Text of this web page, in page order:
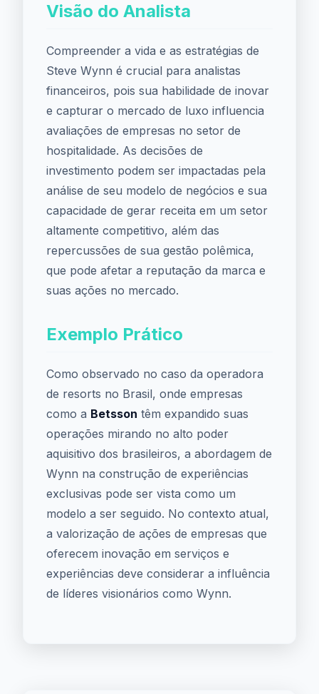
Visão do Analista
Compreender a vida e as estratégias de
Steve Wynn é crucial para analistas
financeiros, pois sua habilidade de inovar
e capturar o mercado de luxo influencia
avaliações de empresas no setor de
hospitalidade. As decisões de
investimento podem ser impactadas pela
análise de seu modelo de negócios e sua
capacidade de gerar receita em um setor
altamente competitivo, além das
repercussões de sua gestão polêmica,
que pode afetar a reputação da marca e
suas ações no mercado.
Exemplo Prático
Como observado no caso da operadora
de resorts no Brasil, onde empresas
como a Betsson têm expandido suas
operações mirando no alto poder
aquisitivo dos brasileiros, a abordagem de
Wynn na construção de experiências
exclusivas pode ser vista como um
modelo a ser seguido. No contexto atual,
a valorização de ações de empresas que
oferecem inovação em serviços e
experiências deve considerar a influência
de líderes visionários como Wynn.